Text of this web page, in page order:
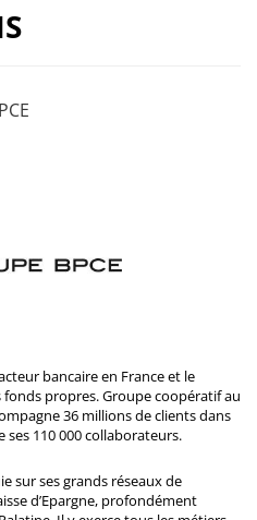
bancaire en France et le
propres. Groupe coopératif au
36 millions de clients dans
ses 110 000 collaborateurs.
sur ses grands réseaux de
d’Epargne, profondément